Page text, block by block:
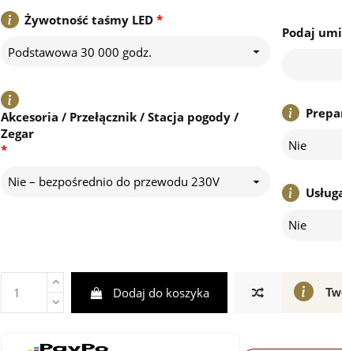
*
Żywotność taśmy LED
Podstawowa 30 000 godz.
*
Akcesoria / Przełącznik / Stacja pogody /
Zegar
Nie – bezpośrednio do przewodu 230V
Podaj
Nie
Nie
Dodaj do koszyka